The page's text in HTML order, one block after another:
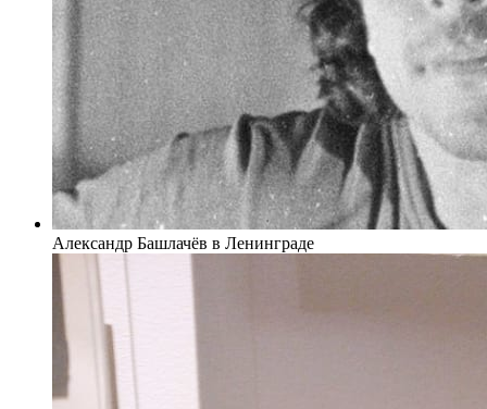
Александр Башлачёв в Ленинграде